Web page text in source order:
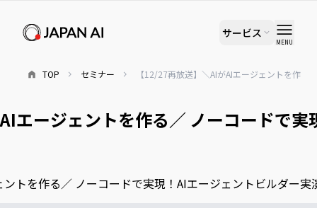
サービス
MENU
TOP セミナー 【12/27再放送】＼AIがAIエージェントを作
エージェントを作る／ ノーコードで実